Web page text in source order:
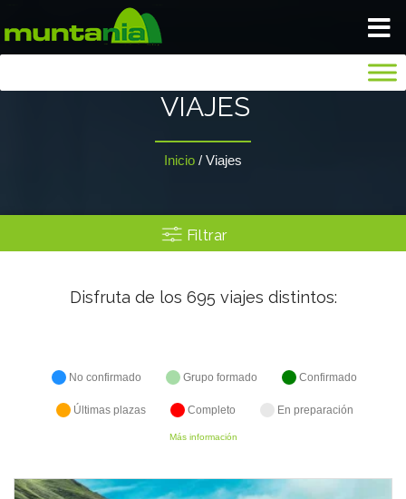
INICIO
NOSOTROS
GALERIA
TIENDA
VIAJES
Inicio / Viajes
Filtrar
Disfruta de los 695 viajes distintos:
No confirmado Grupo formado Confirmado
Últimas plazas Completo En preparación
Más información